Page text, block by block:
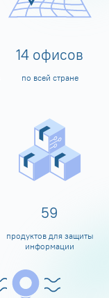
14 офисов
по всей стране
60
продуктов для защиты
информации